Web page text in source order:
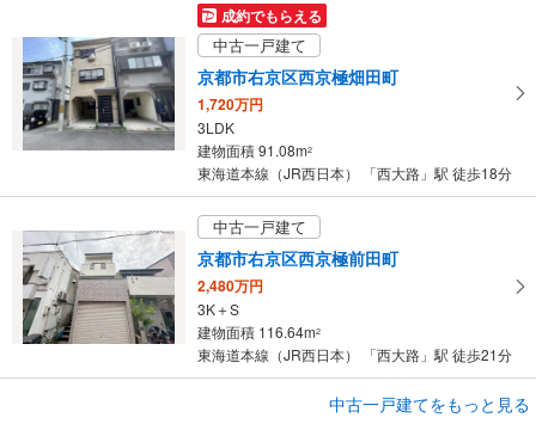
す
る
成約でもらえる
中古一戸建て
京都市右京区西京極畑田町
1,720万円
3LDK
建物面積 91.08m2
東海道本線（JR西日本） 「西大路」駅 徒歩18分
中古一戸建て
京都市右京区西京極前田町
2,480万円
3K＋S
建物面積 116.64m2
東海道本線（JR西日本） 「西大路」駅 徒歩21分
中古一戸建てをもっと見る